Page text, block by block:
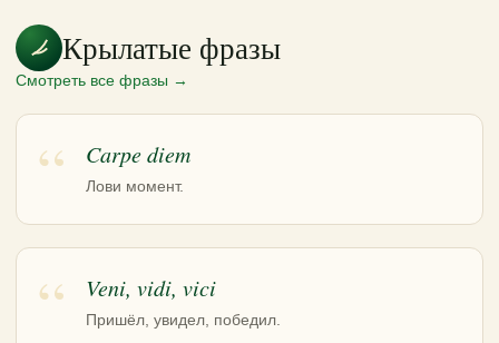
Крылатые фразы
Смотреть все фразы →
Carpe diem
Лови момент.
Veni, vidi, vici
Пришёл, увидел, победил.